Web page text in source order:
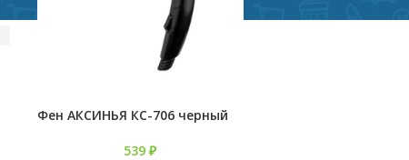
Фен АКСИНЬЯ КС-706 черный
539₽